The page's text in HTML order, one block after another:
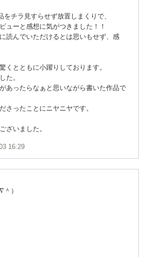
チラ見すらせず放置しまくりで、
ューと感想に気がつきました！！
読んでいただけるとは思いもせず、感
くとともに小躍りしております。
た。
あったらなぁと思いながら書いた作品で
さったことにニヤニヤです。
ざいました。
16:29
）